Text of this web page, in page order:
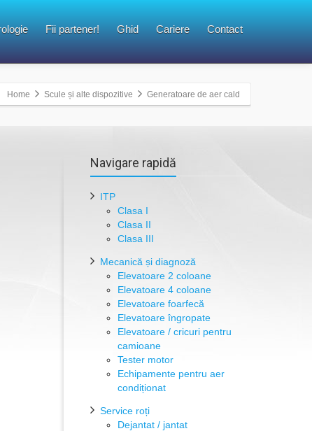
Fii partener! Ghid Cariere Contact
Home Scule și alte dispozitive Generatoare de aer cald
Navigare rapidă
ITP
Clasa I
Clasa II
Clasa III
Mecanică și diagnoză
Elevatoare 2 coloane
Elevatoare 4 coloane
Elevatoare foarfecă
Elevatoare îngropate
Elevatoare / cricuri pentru
camioane
Tester motor
Echipamente pentru aer
condiționat
Service roți
Dejantat / jantat